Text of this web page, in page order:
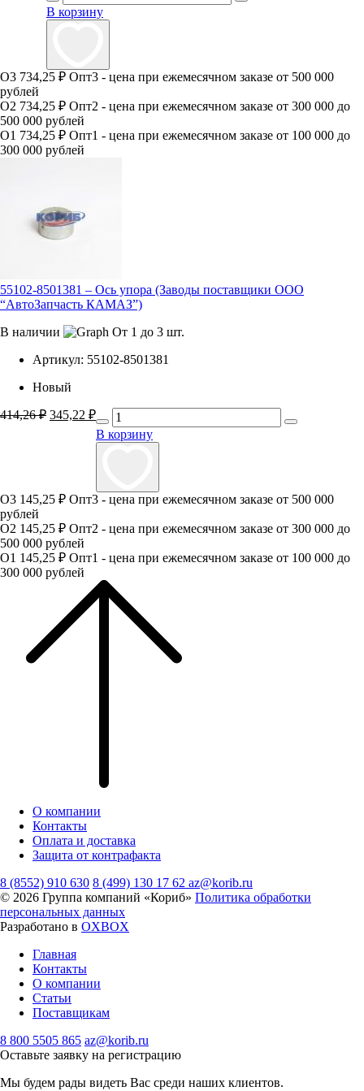
В корзину
О3 734,25 ₽ Опт3 - цена при ежемесячном заказе от 500 000
рублей
О2 734,25 ₽ Опт2 - цена при ежемесячном заказе от 300 000 до
500 000 рублей
О1 734,25 ₽ Опт1 - цена при ежемесячном заказе от 100 000 до
300 000 рублей
55102-8501381 – Ось упора (Заводы поставщики ООО
“АвтоЗапчасть КАМАЗ”)
В наличии
От 1 до 3 шт.
Артикул: 55102-8501381
Новый
414,26₽ Первоначальная
составляла
345,22 ₽ Текущая
цена:
345,22 ₽.
В корзину
О3 145,25 ₽ Опт3 - цена при ежемесячном заказе от 500 000
рублей
О2 145,25 ₽ Опт2 - цена при ежемесячном заказе от 300 000 до
500 000 рублей
О1 145,25 ₽ Опт1 - цена при ежемесячном заказе от 100 000 до
300 000 рублей
О компании
Контакты
Оплата и доставка
Защита от контрафакта
8 (8552) 910 630 8 (499) 130 17 62 az@korib.ru
© 2026 Группа компаний «Кориб» Политика обработки
персональных данных
Разработано в OXBOX
Главная
Контакты
О компании
Статьи
Поставщикам
8 800 5505 865 az@korib.ru
Оставьте заявку на регистрацию
Мы будем рады видеть Вас среди наших клиентов.